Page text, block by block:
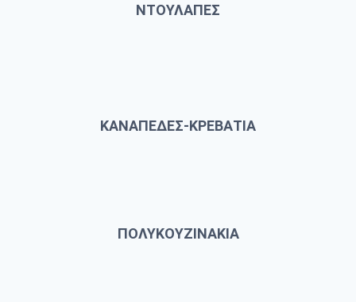
ΝΤΟΥΛΑΠΕΣ
ΚΑΝΑΠΕΔΕΣ-ΚΡΕΒΑΤΙΑ
ΠΟΛΥΚΟΥΖΙΝΑΚΙΑ